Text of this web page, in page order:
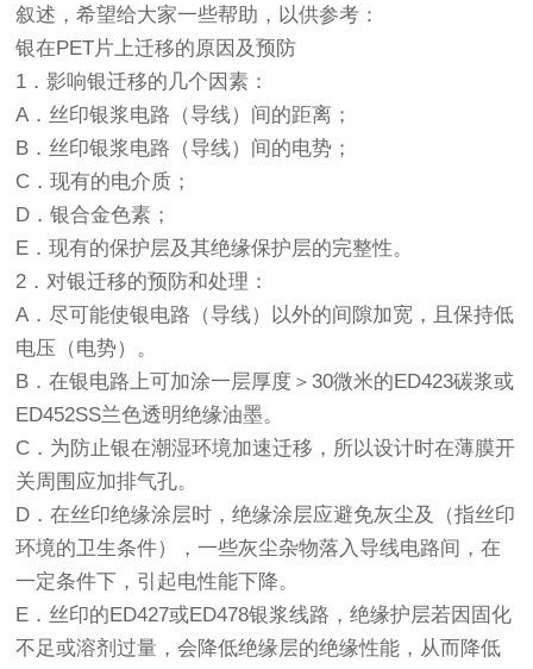
叙述，希望给大家一些帮助，以供参考：
银在PET片上迁移的原因及预防
1．影响银迁移的几个因素：
A．丝印银浆电路（导线）间的距离；
B．丝印银浆电路（导线）间的电势；
C．现有的电介质；
D．银合金色素；
E．现有的保护层及其绝缘保护层的完整性。
2．对银迁移的预防和处理：
A．尽可能使银电路（导线）以外的间隙加宽，且保持低
电压（电势）。
B．在银电路上可加涂一层厚度＞30微米的ED423碳浆或
ED452SS兰色透明绝缘油墨。
C．为防止银在潮湿环境加速迁移，所以设计时在薄膜开
关周围应加排气孔。
D．在丝印绝缘涂层时，绝缘涂层应避免灰尘及（指丝印
环境的卫生条件），一些灰尘杂物落入导线电路间，在
一定条件下，引起电性能下降。
E．丝印的ED427或ED478银浆线路，绝缘护层若因固化
不足或溶剂过量，会降低绝缘层的绝缘性能，从而降低